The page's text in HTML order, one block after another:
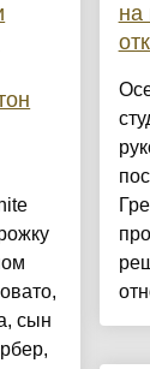
сын
на